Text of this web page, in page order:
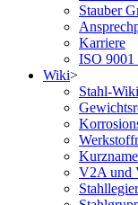
Stauber
Karriere
ISO
Wiki>
Stahl-Wiki
V2A und